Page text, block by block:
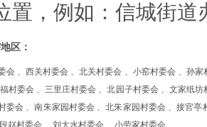
置，例如：信城街
区：
会 、西关村委会 、北关村委会 、小窑村委会 、孙
村委会 、三里庄村委会 、北园子村委会 、文家纸
委会 、南朱家园村委会 、北朱家园村委会 、接官
赵村委会 、刘大水村委会 、小劳家村委会